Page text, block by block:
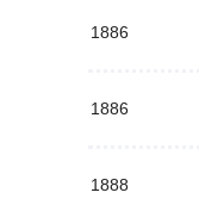
1886
1886
1888